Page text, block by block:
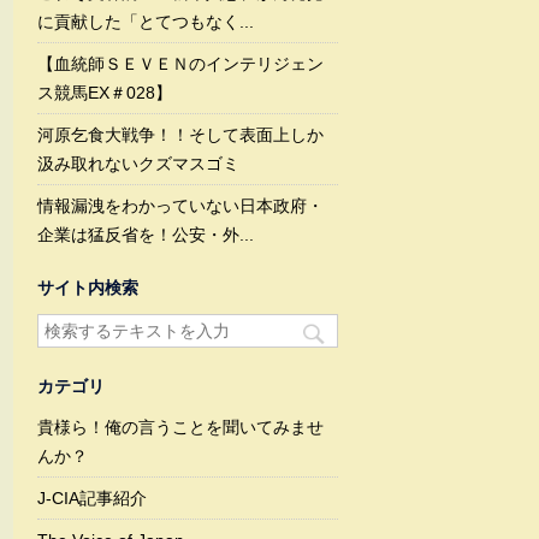
に貢献した「とてつもなく...
【血統師ＳＥＶＥＮのインテリジェン
ス競馬EX＃028】
河原乞食大戦争！！そして表面上しか
汲み取れないクズマスゴミ
情報漏洩をわかっていない日本政府・
企業は猛反省を！公安・外...
サイト内検索
カテゴリ
貴様ら！俺の言うことを聞いてみませ
んか？
J-CIA記事紹介